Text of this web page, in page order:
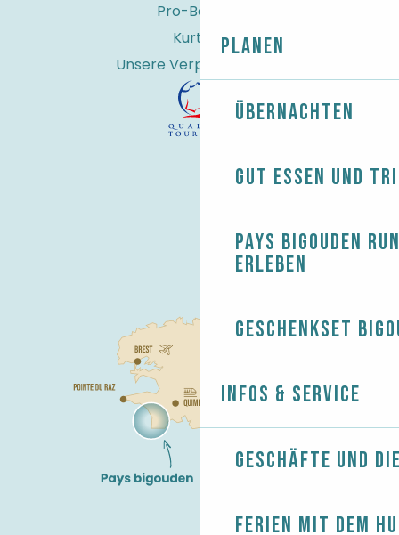
Planen
Übernachten
Gut essen und
Pays Bigouden
erleben
Geschenkset
Infos & Service
Geschäfte und
Ferien mit dem
Pro-Bereich
Kurtaxe
Unsere Verpflichtungen